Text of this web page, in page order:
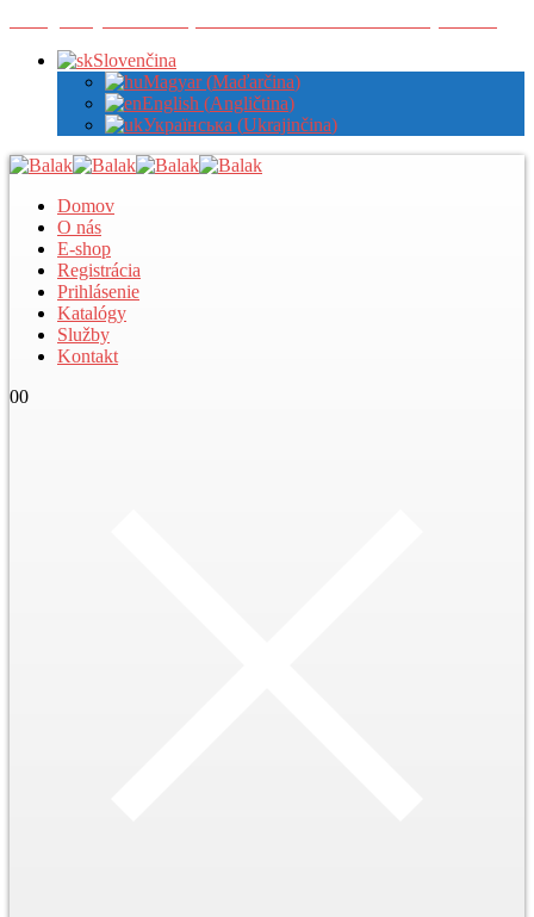
Slovenčina
Magyar (Maďarčina)
English (Angličtina)
Українська (Ukrajinčina)
Domov
O nás
E-shop
Registrácia
Prihlásenie
Katalógy
Služby
Kontakt
00